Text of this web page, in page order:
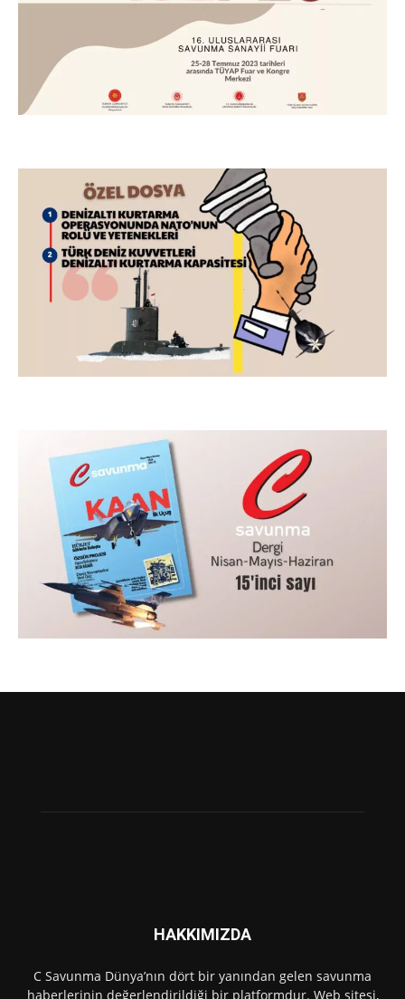
HAKKIMIZDA
C Savunma Dünya’nın dört bir yanından gelen savunma
haberlerinin değerlendirildiği bir platformdur. Web sitesi,